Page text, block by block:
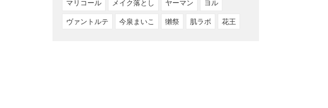
マリコール メイク落とし ヤーマン ヨル
ヴァントルテ 今泉まいこ 獺祭 肌ラボ 花王